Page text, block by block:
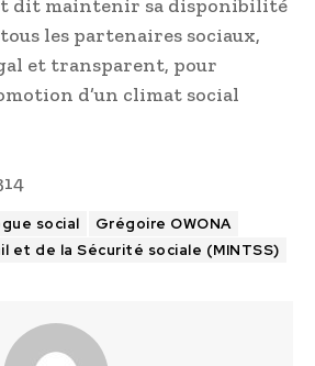
dit maintenir sa disponibilité
les partenaires sociaux,
et transparent, pour
d’un climat social
social
Grégoire OWONA
et de la Sécurité sociale (MINTSS)